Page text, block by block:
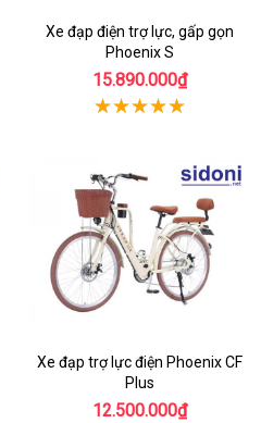
Xe đạp điện trợ lực, gấp gọn
Phoenix S
15.890.000₫
Xe đạp trợ lực điện Phoenix CF
Plus
12.500.000₫